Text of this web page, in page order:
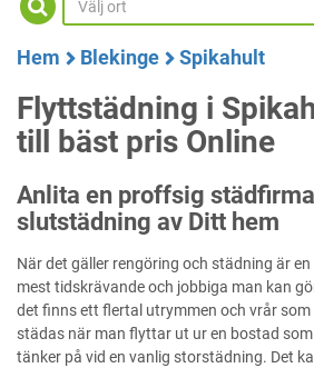
Hem Blekinge Spikahult
Flyttstädning i
till bäst pris Online
Anlita en proffsig
slutstädning av Ditt hem
När det gäller rengöring och städning är
mest tidskrävande och jobbiga man kan
det finns ett flertal utrymmen och vrår som
städas när man flyttar ut ur en bostad
tänker på vid en vanlig storstädning. Det